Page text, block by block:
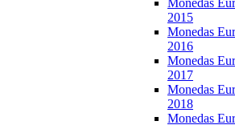
Monedas
2015
Monedas
2016
Monedas
2017
Monedas
2018
Monedas